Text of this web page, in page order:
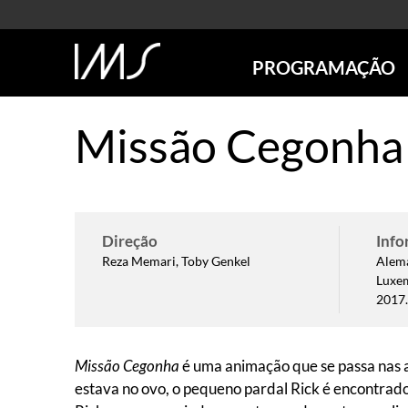
PROGRAMAÇÃO
SÃO PAULO
RIO DE JANEIRO
VISITAS MEDIADAS
Missão Cegonha
Direção
Reza Memari, Toby Genkel
Missão Cegonhaé uma animação que se passa
estava no ovo, o pequeno pardal Rick é